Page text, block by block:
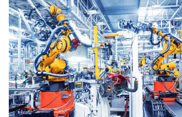
約提前終止的常見情況、違約金與押金怎麼算
擊，以及一個最多人忽略、卻對廠房最致命的
賃的公證例外。